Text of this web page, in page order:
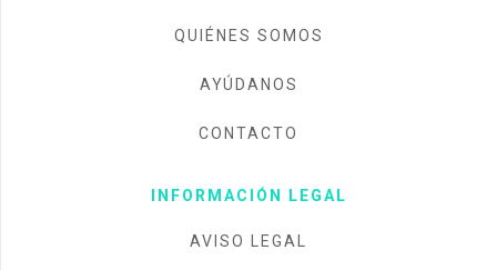
QUIÉNES SOMOS
AYÚDANOS
CONTACTO
INFORMACIÓN LEGAL
AVISO LEGAL